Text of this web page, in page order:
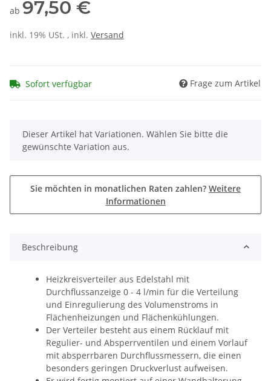
ab 97,50 €
inkl. 19% USt. , inkl. Versand
Sofort verfügbar Frage zum Artikel
x
Dieser Artikel hat Variationen. Wählen Sie bitte die
gewünschte Variation aus.
Sie möchten in monatlichen Raten zahlen? Weitere
Informationen
Beschreibung
Heizkreisverteiler aus Edelstahl mit
Durchflussanzeige 0 - 4 l/min für die Verteilung
und Einregulierung des Volumenstroms in
Flächenheizungen und Flächenkühlungen.
Der Verteiler besteht aus einem Rücklauf mit
Regulier- und Absperrventilen und einem Vorlauf
mit absperrbaren Durchflussmessern, die einen
besonders geringen Druckverlust aufweisen.